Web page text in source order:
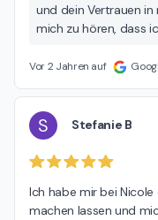
und dein Vertrauen
mich zu hören, dass
auf unseren nächsten Termin,
Vor 2 Jahren auf
S Stefanie B
Ich habe mir bei
machen lassen und